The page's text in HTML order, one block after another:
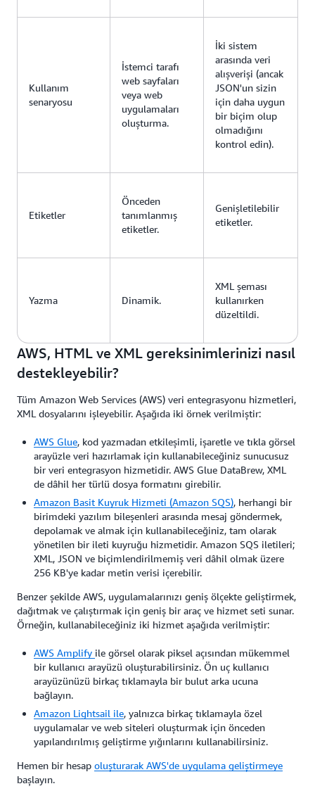
Kullanım
senaryosu
İstemci tarafı
web sayfaları
veya web
uygulamaları
oluşturma.
İki sistem
arasında veri
alışverişi (ancak
JSON'un sizin
için daha uygun
bir biçim olup
olmadığını
kontrol edin).
Etiketler
Önceden
tanımlanmış
etiketler.
Genişletilebilir
etiketler.
Yazma Dinamik.
XML şeması
kullanırken
düzeltildi.
AWS, HTML ve XML gereksinimlerinizi nasıl
destekleyebilir?
Tüm Amazon Web Services (AWS) veri entegrasyonu hizmetleri,
XML dosyalarını işleyebilir. Aşağıda iki örnek verilmiştir:
AWS Glue, kod yazmadan etkileşimli, işaretle ve tıkla görsel
arayüzle veri hazırlamak için kullanabileceğiniz sunucusuz
bir veri entegrasyon hizmetidir. AWS Glue DataBrew, XML
de dâhil her türlü dosya formatını girebilir.
Amazon Basit Kuyruk Hizmeti (Amazon SQS), herhangi bir
birimdeki yazılım bileşenleri arasında mesaj göndermek,
depolamak ve almak için kullanabileceğiniz, tam olarak
yönetilen bir ileti kuyruğu hizmetidir. Amazon SQS iletileri;
XML, JSON ve biçimlendirilmemiş veri dâhil olmak üzere
256 KB'ye kadar metin verisi içerebilir.
Benzer şekilde AWS, uygulamalarınızı geniş ölçekte geliştirmek,
dağıtmak ve çalıştırmak için geniş bir araç ve hizmet seti sunar.
Örneğin, kullanabileceğiniz iki hizmet aşağıda verilmiştir:
AWS Amplify ile görsel olarak piksel açısından mükemmel
bir kullanıcı arayüzü oluşturabilirsiniz. Ön uç kullanıcı
arayüzünüzü birkaç tıklamayla bir bulut arka ucuna
bağlayın.
Amazon Lightsail ile, yalnızca birkaç tıklamayla özel
uygulamalar ve web siteleri oluşturmak için önceden
yapılandırılmış geliştirme yığınlarını kullanabilirsiniz.
Hemen bir hesap oluşturarak AWS'de uygulama geliştirmeye
başlayın.